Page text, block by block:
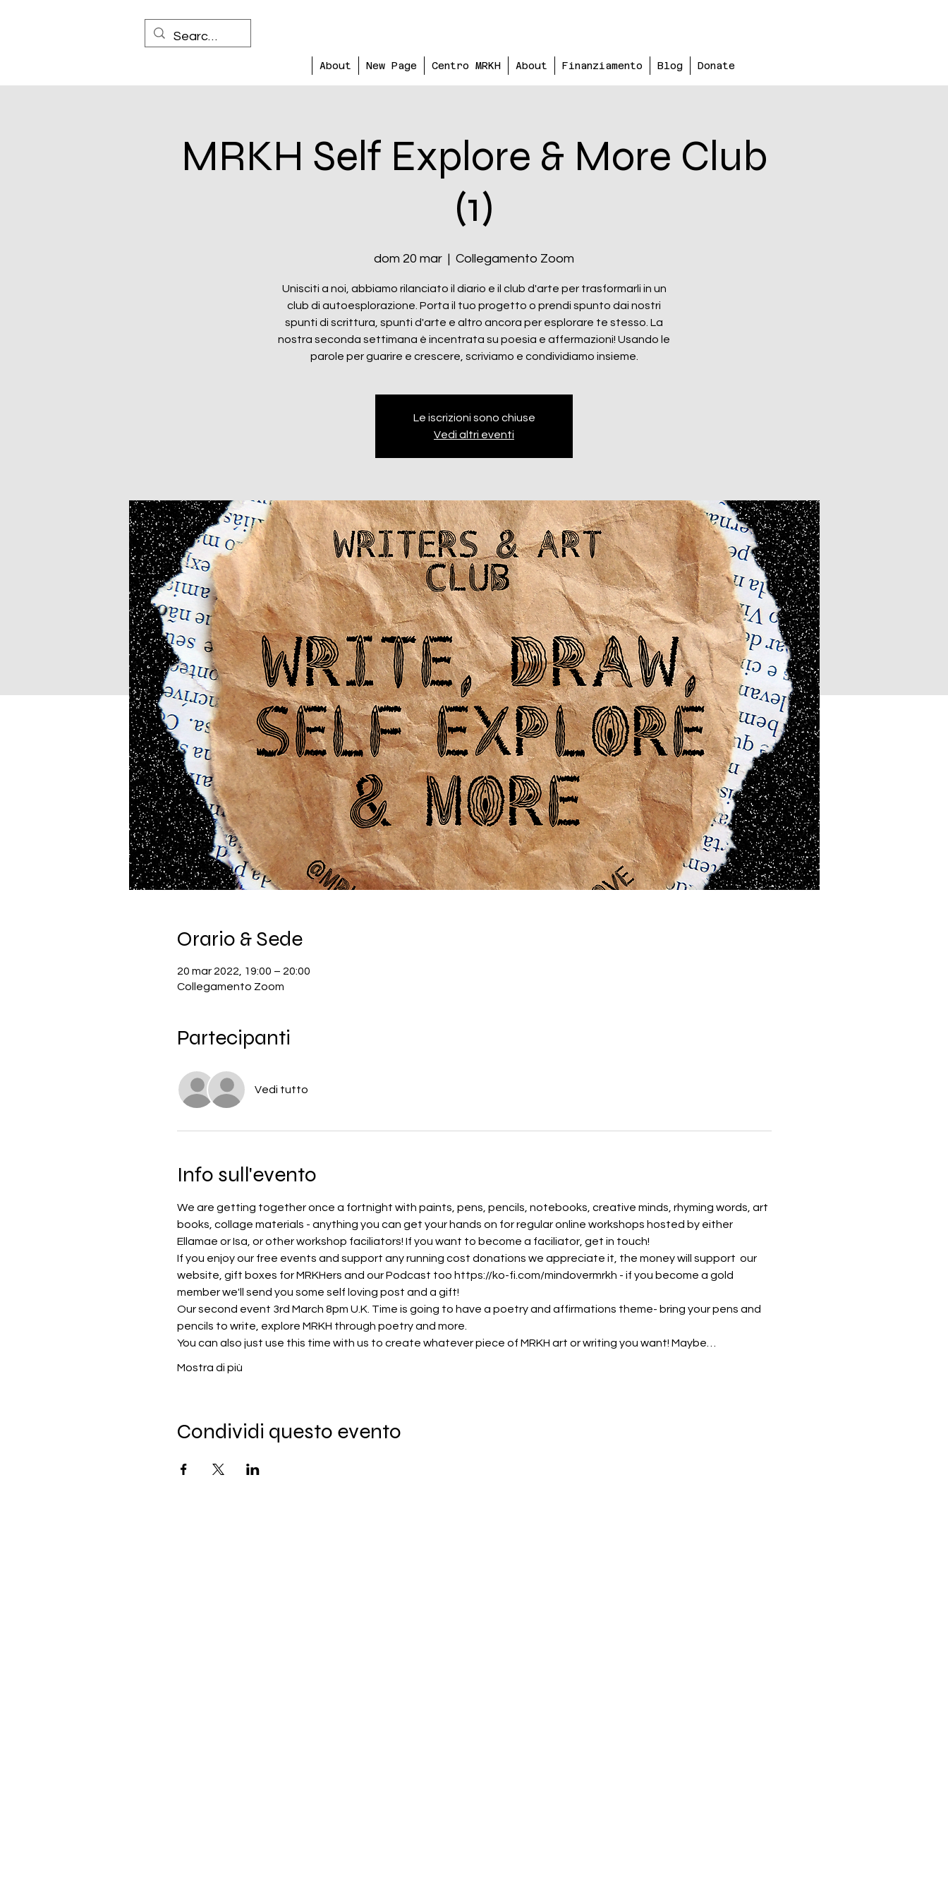
About New Page Centro MRKH About Finanziamento Blog Donate
MRKH Self Explore & More Club
(1)
dom 20 mar
  |
Collegamento Zoom
Unisciti a noi, abbiamo rilanciato il diario e il club d'arte per trasformarli in un
club di autoesplorazione. Porta il tuo progetto o prendi spunto dai nostri
spunti di scrittura, spunti d'arte e altro ancora per esplorare te stesso. La
nostra seconda settimana è incentrata su poesia e affermazioni! Usando le
parole per guarire e crescere, scriviamo e condividiamo insieme.
Le iscrizioni sono chiuse
Vedi altri eventi
Orario & Sede
20 mar 2022, 19:00 – 20:00
Collegamento Zoom
Partecipanti
Vedi tutto
Info sull'evento
We are getting together once a fortnight with paints, pens, pencils, notebooks, creative minds, rhyming words, art
books, collage materials - anything you can get your hands on for regular online workshops hosted by either
Ellamae or Isa, or other workshop faciliators! If you want to become a faciliator, get in touch!
If you enjoy our free events and support any running cost donations we appreciate it, the money will support  our
website, gift boxes for MRKHers and our Podcast too https://ko-fi.com/mindovermrkh - if you become a gold
member we'll send you some self loving post and a gift!
Our second event 3rd March 8pm U.K. Time is going to have a poetry and affirmations theme- bring your pens and
pencils to write, explore MRKH through poetry and more.
You can also just use this time with us to create whatever piece of MRKH art or writing you want! Maybe…
Mostra di più
Condividi questo evento